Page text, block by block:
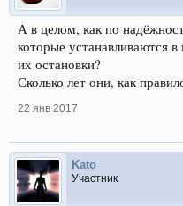
А в целом, как по
которые устанавливаются
их остановки?
Сколько лет они, как
22 янв 2017
Kato
Участник